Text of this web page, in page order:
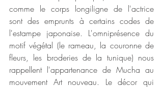
comme le corps longiligne de l'actrice
sont des emprunts à certains codes de
l'estampe japonaise. L'omniprésence du
motif végétal (le rameau, la couronne de
fleurs, les broderies de la tunique) nous
rappellent l'appartenance de Mucha au
mouvement Art nouveau. Le décor qui